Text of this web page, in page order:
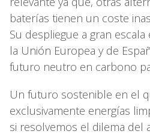
baterías tienen un coste
Su despliegue a gran
la Unión Europea y de
futuro neutro en carbono
Un futuro sostenible en el
exclusivamente energías
si resolvemos el dilema del